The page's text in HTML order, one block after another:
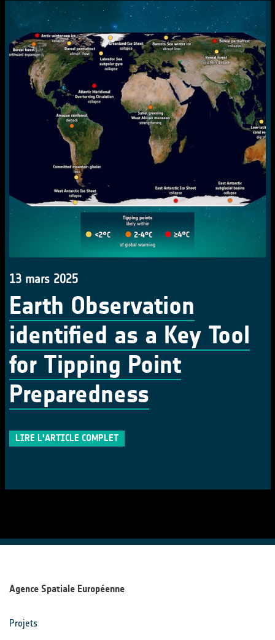
13 mars 2025
Earth Observation
identified as a Key Tool
for Tipping Point
Preparedness
LIRE L'ARTICLE COMPLET
Agence Spatiale Européenne
Projets